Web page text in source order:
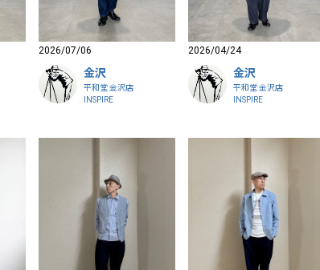
2026/07/06
金沢
平和堂 金沢店
INSPIRE
2026/04/24
金沢
平和堂 金沢店
INSPIRE